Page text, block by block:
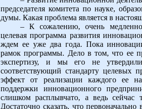
председателя комитета по науке,
думы. Какая проблема является в
– К сожалению, очень медленно
целевая программа развития
ждем ее уже два года. Пока
рамок программы. Дело в том, что ее
экспертизу, и мы его не
соответствующий стандарту целевых
эффект от реализации каждого ее
поддержки инновационного
слишком расплывчато, а ведь сейчас
Достаточно сказать, что